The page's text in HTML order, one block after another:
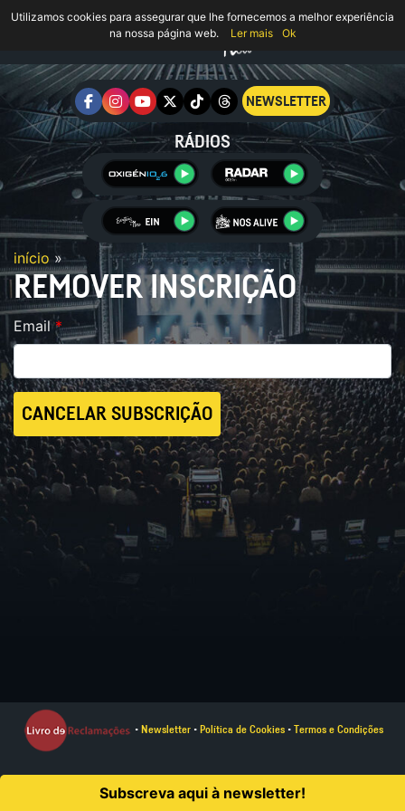
NEWSLETTER
RÁDIOS
início »
REMOVER INSCRIÇÃO
Email*
• Newsletter• Política de Cookies• Termos e Condições
Subscreva aqui à newsletter!
Utilizamos cookies para assegurar que lhe fornecemos a melhor experiência
na nossa página web.
Ler mais Ok